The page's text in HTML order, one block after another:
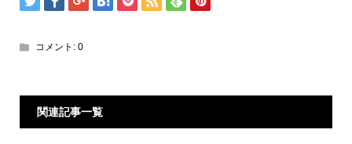
コメント: 0
関連記事一覧